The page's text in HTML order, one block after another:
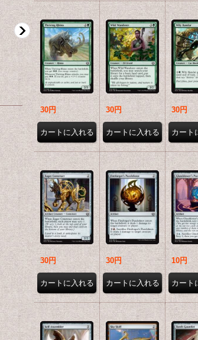
760円
30円 30円 30円
30円 30円 10円